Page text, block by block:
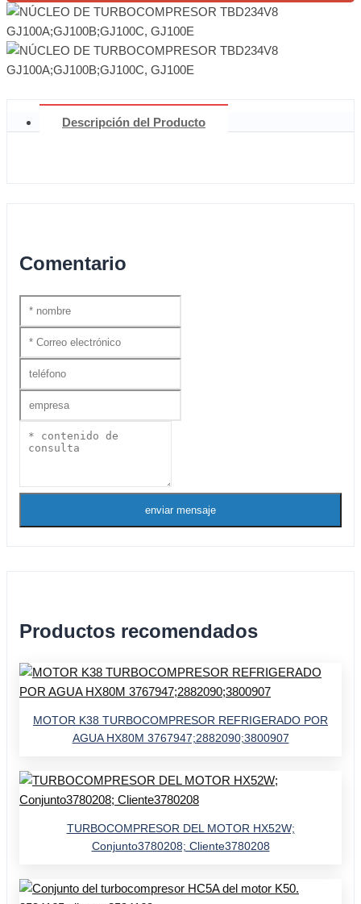
Descripción del Producto
Comentario
enviar mensaje
Productos recomendados
MOTOR K38 TURBOCOMPRESOR REFRIGERADO POR
AGUA HX80M 3767947;2882090;3800907
TURBOCOMPRESOR DEL MOTOR HX52W;
Conjunto3780208; Cliente3780208